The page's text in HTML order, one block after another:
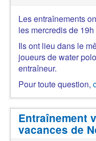
Les entraînements
les mercredis de
Ils ont lieu dans le
joueurs de water
entraîneur.
Pour toute question,
Entraînement
vacances de